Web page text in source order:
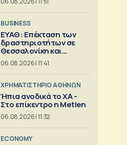
BUSINESS
ΕΥΑΘ: Επέκταση των
δραστηριοτήτων σε
Θεσσαλονίκη και
Χαλκιδική
06.08.2026 | 11:41
XΡΗΜΑΤΙΣΤΗΡΙΟ ΑΘΗΝΩΝ
Ήπια ανοδικά το ΧΑ -
Στο επίκεντρο η Metlen
06.08.2026 | 11:32
ECONOMY